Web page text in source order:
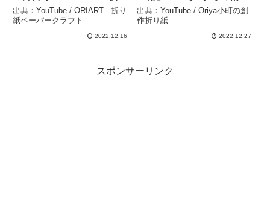
紙ペーパークラフト
出典：YouTube / ORIART - 折り
紙ペーパークラフト
2022.12.16
折り紙
出典：YouTube / Oriya小町の創
作折り紙
2022.12.27
スポンサーリンク